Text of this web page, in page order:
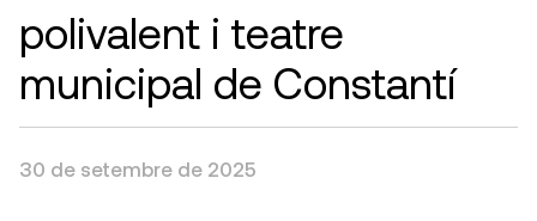
polivalent i teatre
municipal de Constantí
30 de setembre de 2025